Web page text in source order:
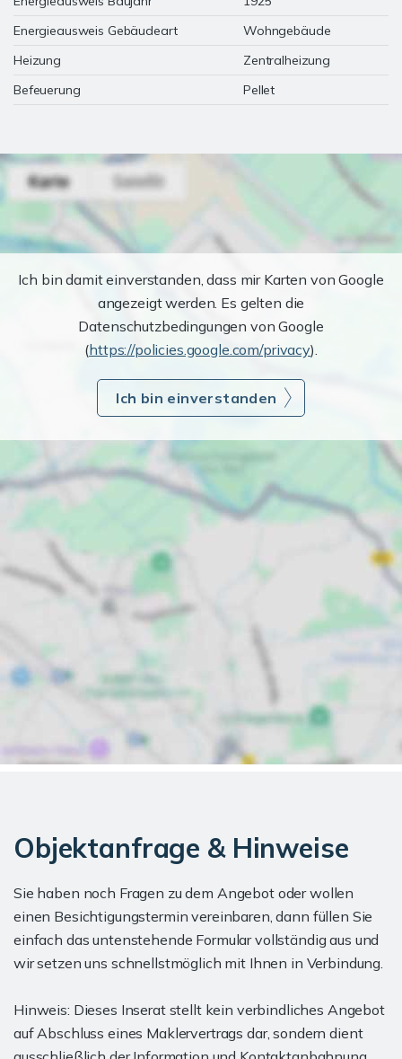
Energieausweis Gebäudeart
Wohngebäude
Heizung
Zentralheizung
Befeuerung
Pellet
Ich bin damit einverstanden, dass mir Karten von Google
angezeigt werden. Es gelten die
Datenschutzbedingungen von Google
(https://policies.google.com/privacy).
Ich bin einverstanden
Objektanfrage & Hinweise
Sie haben noch Fragen zu dem Angebot oder wollen
einen Besichtigungstermin vereinbaren, dann füllen Sie
einfach das untenstehende Formular vollständig aus und
wir setzen uns schnellstmöglich mit Ihnen in Verbindung.
Hinweis: Dieses Inserat stellt kein verbindliches Angebot
auf Abschluss eines Maklervertrags dar, sondern dient